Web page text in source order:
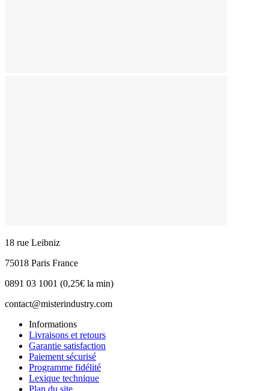
18 rue Leibniz
75018 Paris France
0891 03 1001 (0,25€ la min)
contact@misterindustry.com
Informations
Livraisons et retours
Garantie satisfaction
Paiement sécurisé
Programme fidélité
Lexique technique